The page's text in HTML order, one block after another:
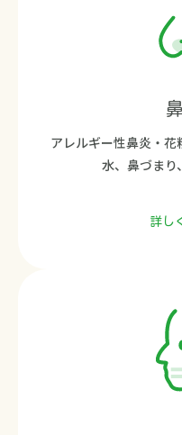
アレルギー性鼻炎・
水、鼻づまり
詳し